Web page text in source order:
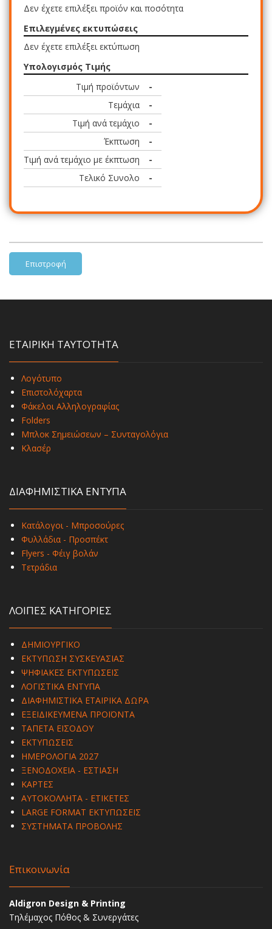
Δεν έχετε επιλέξει προϊόν και ποσότητα
Επιλεγμένες εκτυπώσεις
Δεν έχετε επιλέξει εκτύπωση
Υπολογισμός Τιμής
Τιμή προϊόντων
-
Τεμάχια
-
Τιμή ανά τεμάχιο
-
Έκπτωση
-
Τιμή ανά τεμάχιο με έκπτωση
-
Τελικό Συνολο
-
Επιστροφή
ΕΤΑΙΡΙΚΗ ΤΑΥΤΟΤΗΤΑ
Λογότυπο
Επιστολόχαρτα
Φάκελοι Αλληλογραφίας
Folders
Μπλοκ Σημειώσεων – Συνταγολόγια
Κλασέρ
ΔΙΑΦΗΜΙΣΤΙΚΑ ΕΝΤΥΠΑ
Κατάλογοι - Μπροσούρες
Φυλλάδια - Προσπέκτ
Flyers - Φέιγ βολάν
Τετράδια
ΛΟΙΠΕΣ ΚΑΤΗΓΟΡΙΕΣ
ΔΗΜΙΟΥΡΓΙΚΟ
ΕΚΤΥΠΩΣΗ ΣΥΣΚΕΥΑΣΙΑΣ
ΨΗΦΙΑΚΕΣ ΕΚΤΥΠΩΣΕΙΣ
ΛΟΓΙΣΤΙΚΑ ΕΝΤΥΠΑ
ΔΙΑΦΗΜΙΣΤΙΚΑ ΕΤΑΙΡΙΚΑ ΔΩΡΑ
ΕΞΕΙΔΙΚΕΥΜΕΝΑ ΠΡΟΪΟΝΤΑ
ΤΑΠΕΤΑ ΕΙΣΟΔΟΥ
ΕΚΤΥΠΩΣΕΙΣ
ΗΜΕΡΟΛΟΓΙΑ 2027
ΞΕΝΟΔΟΧΕΙΑ - ΕΣΤΙΑΣΗ
ΚΑΡΤΕΣ
ΑΥΤΟΚΟΛΛΗΤΑ - ΕΤΙΚΕΤΕΣ
LARGE FORMAT ΕΚΤΥΠΩΣΕΙΣ
ΣΥΣΤΗΜΑΤΑ ΠΡΟΒΟΛΗΣ
Επικοινωνία
Aldigron Design & Printing
Τηλέμαχος Πόθος & Συνεργάτες